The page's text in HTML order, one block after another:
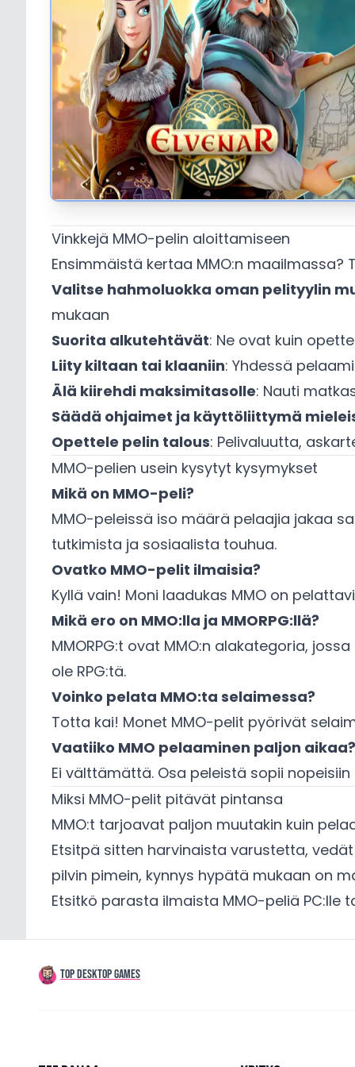
Vinkkejä MMO-pelin aloittamiseen
Ensimmäistä kertaa MMO:n maailmassa?
Valitse hahmoluokka oman pelityylin
mukaan
Suorita alkutehtävät: Ne ovat kuin
Liity kiltaan tai klaaniin: Yhdessä
Älä kiirehdi maksimitasolle: Nauti
Säädä ohjaimet ja käyttöliittymä
Opettele pelin talous: Pelivaluutta,
MMO-pelien usein kysytyt kysymykset
Mikä on MMO-peli?
MMO-peleissä iso määrä pelaajia jakaa
tutkimista ja sosiaalista touhua.
Ovatko MMO-pelit ilmaisia?
Kyllä vain! Moni laadukas MMO on
Mikä ero on MMO:lla ja MMORPG:llä?
MMORPG:t ovat MMO:n alakategoria,
ole RPG:tä.
Voinko pelata MMO:ta selaimessa?
Totta kai! Monet MMO-pelit pyörivät
Vaatiiko MMO pelaaminen paljon aikaa?
Ei välttämättä. Osa peleistä sopii
Miksi MMO-pelit pitävät pintansa
MMO:t tarjoavat paljon muutakin kuin
Etsitpä sitten harvinaista varustetta,
pilvin pimein, kynnys hypätä mukaan on
Etsitkö parasta ilmaista MMO-peliä PC:lle
TOP DESKTOP GAMES